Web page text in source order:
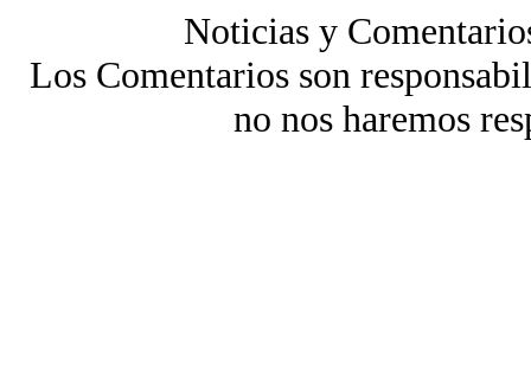
Noticias y
Los Comentarios son
no nos haremos